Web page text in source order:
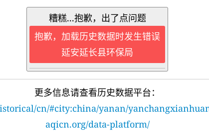
糟糕...抱歉，出了点问题
抱歉，加载历史数据时发生错误
延安延长县环保局
更多信息请查看历史数据平台：
cn/#city:china/yanan/
aqicn.org/data-platform/